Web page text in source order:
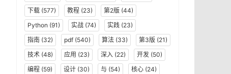
下载 (577) 教程 (23) 第2版 (44)
Python (91) 实战 (74) 实践 (23)
指南 (32) pdf (540) 算法 (33) 第3版 (21)
技术 (48) 应用 (23) 深入 (22) 开发 (50)
编程 (59) 设计 (30) 与 (54) 核心 (24)